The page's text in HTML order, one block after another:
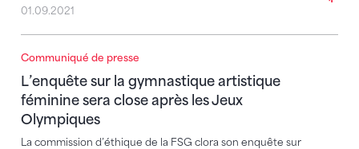
01.09.2021
Communiqué de presse
L’enquête sur la gymnastique artistique
féminine sera close après les Jeux
Olympiques
La commission d’éthique de la FSG clora son enquête sur
L’enquête sur la gymnastique artistique féminine